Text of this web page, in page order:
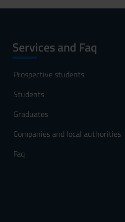
Services and Faq
Prospective students
Students
Graduates
Companies and local authorities
Faq